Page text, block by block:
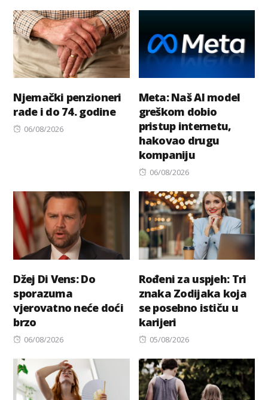
Njemački penzioneri
rade i do 74. godine
Posted
06/08/2026
Meta: Naš AI model
greškom dobio
pristup internetu,
hakovao drugu
kompaniju
Posted
06/08/2026
Džej Di Vens: Do
sporazuma
vjerovatno neće doći
brzo
Posted
06/08/2026
Rođeni za uspjeh: Tri
znaka Zodijaka koja
se posebno ističu u
karijeri
Posted
05/08/2026